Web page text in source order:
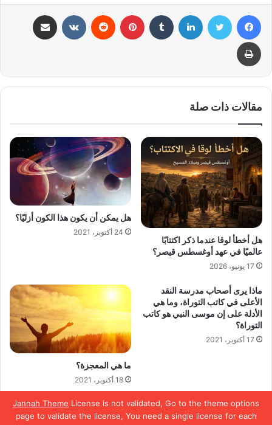
Jannah Theme License is not validated, Go to the theme options
page to validate the license, You need a single license for each
فيسبوك تويتر لينكدإن بينتيريست
طباعة
مقالات ذات صلة
هل أخطأ لوقا عندما ذكر اكتتابًا
عالميًا في عهد أوغسطس قيصر؟
17 يونيو، 2026
هل يمكن أن يكون هذا الكون أزليًا؟
24 أكتوبر، 2021
ماذا يرى أصحاب مدرسة النقد
الأعلى في كاتب التوراة، وما هي
الأدلة على إن موسى النبي هو كاتب
التوراة؟
17 أكتوبر، 2021
ما هي المعجزة؟
18 أكتوبر، 2021